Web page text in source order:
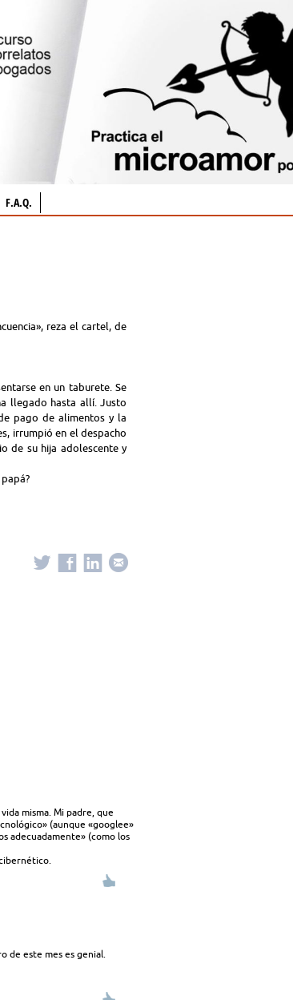
F.A.Q.
reza el cartel, de
en un taburete. Se
llegado hasta allí. Justo
pago de alimentos y la
irrumpió en el despacho
de su hija adolescente y
misma. Mi padre, que
(aunque «googlee»
adecuadamente» (como los
de este mes es genial.